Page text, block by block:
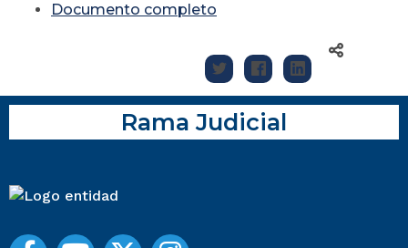
Documento completo
Rama Judicial